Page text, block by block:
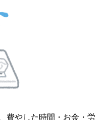
費やした時間・お金・労